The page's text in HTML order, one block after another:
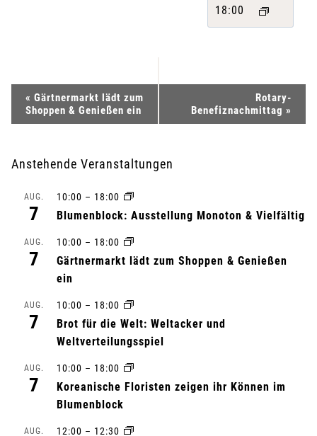
18:00
e
r
« Gärtnermarkt lädt zum
Shoppen & Genießen ein
Rotary-
Benefiznachmittag »
Anstehende Veranstaltungen
AUG.
7
10:00 – 18:00
Blumenblock: Ausstellung Monoton & Vielfältig
AUG.
7
10:00 – 18:00
Gärtnermarkt lädt zum Shoppen & Genießen
ein
AUG.
7
10:00 – 18:00
Brot für die Welt: Weltacker und
Weltverteilungsspiel
AUG.
7
10:00 – 18:00
Koreanische Floristen zeigen ihr Können im
Blumenblock
AUG. 12:00 – 12:30